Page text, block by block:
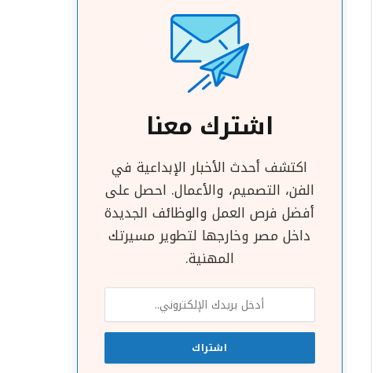
اشترك معنا
اكتشف أحدث الأخبار الإبداعية في
الفن، التصميم، والأعمال. احصل على
أفضل فرص العمل والوظائف الجديدة
داخل مصر وخارجها لتطوير مسيرتك
المهنية.